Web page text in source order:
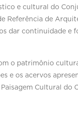
e cultural do
Referência de
dar continuidade e
o patrimônio
e os acervos
Cultural do